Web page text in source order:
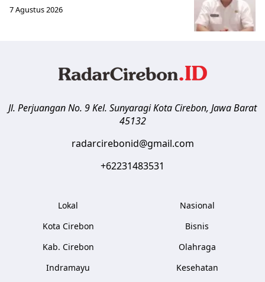
7 Agustus 2026
Jl. Perjuangan No. 9 Kel. SunyaragiKota Cirebon, Jawa Barat
45132
radarcirebonid@gmail.com
+62231483531
Lokal
Kota Cirebon
Kab. Cirebon
Indramayu
Nasional
Bisnis
Olahraga
Kesehatan